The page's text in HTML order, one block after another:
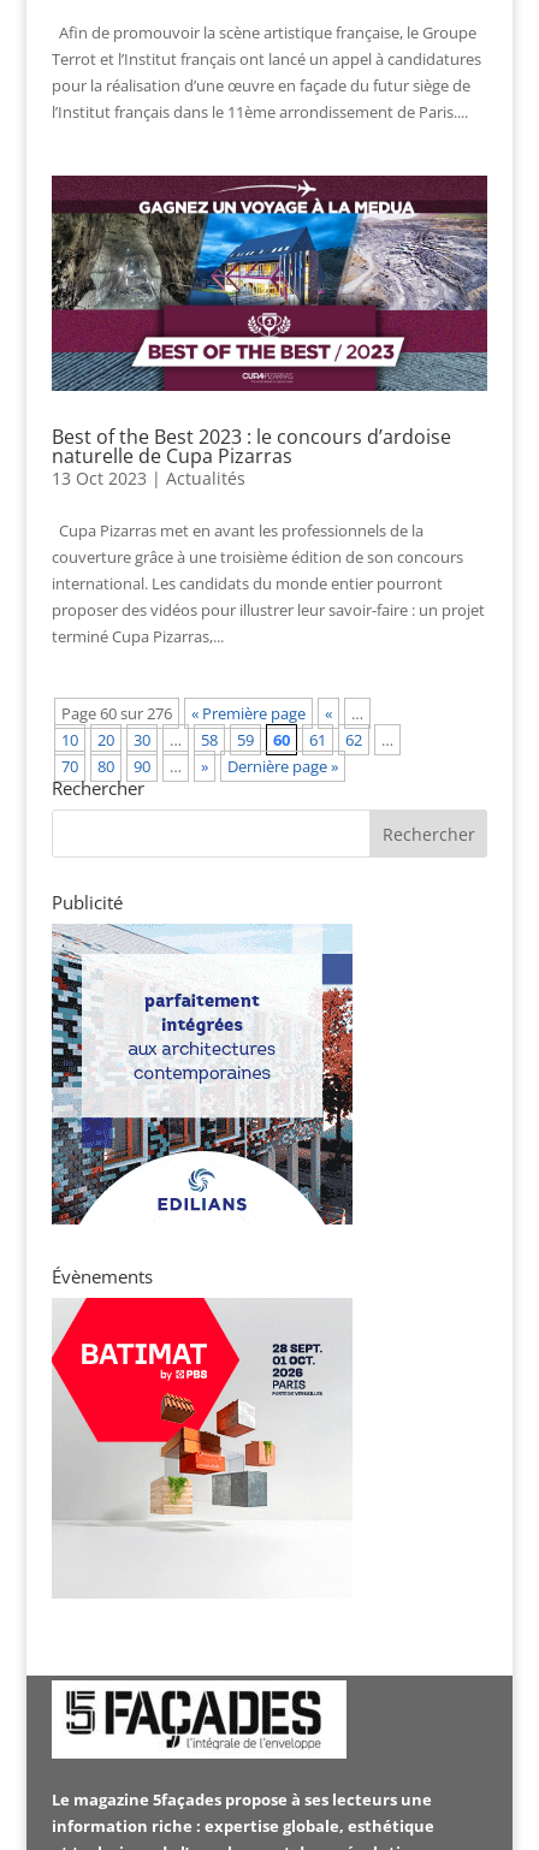
Afin de promouvoir la scène artistique française, le Groupe
Terrot et l’Institut français ont lancé un appel à candidatures
pour la réalisation d’une œuvre en façade du futur siège de
l’Institut français dans le 11ème arrondissement de Paris....
Best of the Best 2023 : le concours d’ardoise
naturelle de Cupa Pizarras
13 Oct 2023 | Actualités
Cupa Pizarras met en avant les professionnels de la
couverture grâce à une troisième édition de son concours
international. Les candidats du monde entier pourront
proposer des vidéos pour illustrer leur savoir-faire : un projet
terminé Cupa Pizarras,...
Page 60 sur 276 « Première page «
…
10
20 30 … 58 59 60 61 62
…
70
80 90 … » Dernière page »
Rechercher
Publicité
Évènements
Le magazine 5façades propose à ses lecteurs une
information riche : expertise globale, esthétique